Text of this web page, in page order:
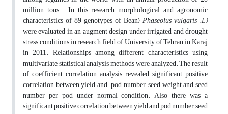
million tons. In this research morphological and agronomic
characteristics of 89 genotypes of Bean)Phaseolus vulgaris .L)
were evaluated in an augment design under irrigated and drought
stress conditions in research field of University of Tehran in Karaj
in 2011. Relationships among different characteristics using
multivariate statistical analysis methods were analyzed. The result
of coefficient correlation analysis revealed significant positive
correlation between yield and pod number, seed weight and seed
number per pod under normal condition. Also there was a
significant positive correlation between yield and pod number, seed